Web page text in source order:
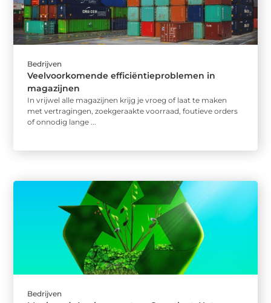
Bedrijven
Veelvoorkomende efficiëntieproblemen in
magazijnen
In vrijwel alle magazijnen krijg je vroeg of laat te maken
met vertragingen, zoekgeraakte voorraad, foutieve orders
of onnodig lange ...
Bedrijven